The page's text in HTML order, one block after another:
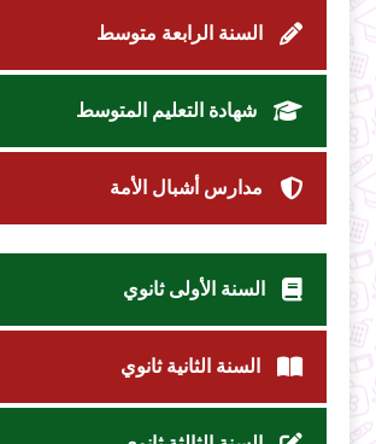
السنة الرابعة متوسط
شهادة التعليم المتوسط
مدارس أشبال الأمة
السنة الأولى ثانوي
السنة الثانية ثانوي